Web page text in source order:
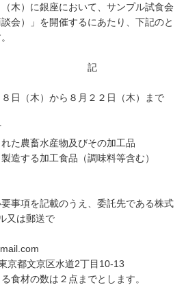
木）に銀座において、サンプル試食会
会）」を開催するにあたり、下記のと
日（木）から８月２２日（木）まで
農畜水産物及びその加工品
する加工食品（調味料等含む）
項を記載のうえ、委託先である株式
又は郵送で
都文京区水道2丁目10-13
材の数は２点までとします。